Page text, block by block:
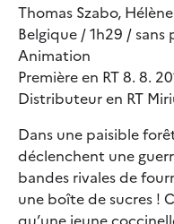
Thomas Szabo,
Belgique / 1h29 / sans
Animation
Première en RT 8. 8.
Distributeur en RT
Dans une paisible
déclenchent une
bandes rivales de
une boîte de sucres !